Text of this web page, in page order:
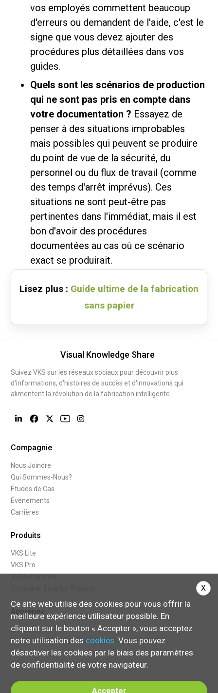
vos employés commettent beaucoup
d'erreurs ou demandent de l'aide, c'est le
signe que vous devez ajouter des
procédures plus détaillées dans vos
guides.
Quels sont les scénarios de production
qui ne sont pas pris en compte dans
votre documentation ? Essayez de
penser à des situations improbables
mais possibles qui peuvent se produire
du point de vue de la sécurité, du
personnel ou du flux de travail (comme
des temps d'arrêt imprévus). Ces
situations ne sont peut-être pas
pertinentes dans l'immédiat, mais il est
bon d'avoir des procédures
documentées au cas où ce scénario
exact se produirait.
Lisez plus : Guide ultime de la fabrication
sans papier
Ce site web utilise des cookies pour vous offrir la
meilleure expérience utilisateur possible. En
cliquant sur le bouton « Accepter », vous acceptez
notre utilisation des cookies. Vous pouvez
désactiver les cookies par le biais des paramètres
de confidentialité de votre navigateur.
Accepter
X
Visual Knowledge Share
Suivez VKS sur les réseaux sociaux pour découvrir plus
d'informations, d'histoires de succès et d'innovations qui
alimentent la révolution de la fabrication intelligente.
Compagnie
Nous Joindre
Qui Sommes-Nous?
Études de Cas
Événements
Carrières
Produits
VKS Lite
VKS Pro
Apprenez
Blogue
Que Sont les Instructions de travail Numériques?